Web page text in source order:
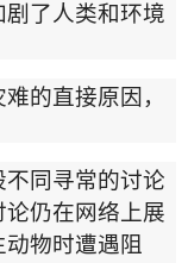
了人类和环境
的直接原因，
同寻常的讨论
仍在网络上展
物时遭遇阻